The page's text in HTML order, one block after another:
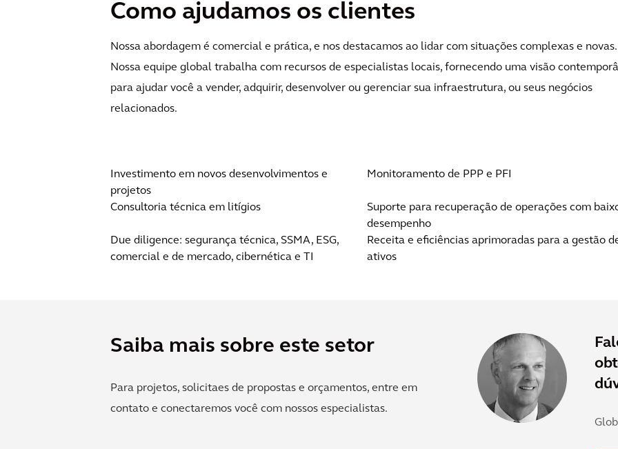
Como ajudamos os clientes
Nossa abordagem é comercial e prática, e nos destacamos ao lidar com situações complexas e novas.
Nossa equipe global trabalha com recursos de especialistas locais, fornecendo uma visão
para ajudar você a vender, adquirir, desenvolver ou gerenciar sua infraestrutura, ou seus negócios
relacionados.
Investimento em novos desenvolvimentos e
projetos
Monitoramento de PPP e PFI
Consultoria técnica em litígios
Suporte para recuperação de operações com
desempenho
Due diligence: segurança técnica, SSMA, ESG,
comercial e de mercado, cibernética e TI
Receita e eficiências aprimoradas para a gestão
ativos
Saiba mais sobre este setor
Para projetos, solicitaes de propostas e orçamentos, entre em
contato e conectaremos você com nossos especialistas.